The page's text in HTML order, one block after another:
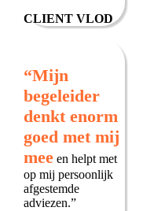
CLIENT VLOD
“Mijn
begeleider
denkt enorm
goed met mij
meeen helpt met
op mij persoonlijk
afgestemde
adviezen.”